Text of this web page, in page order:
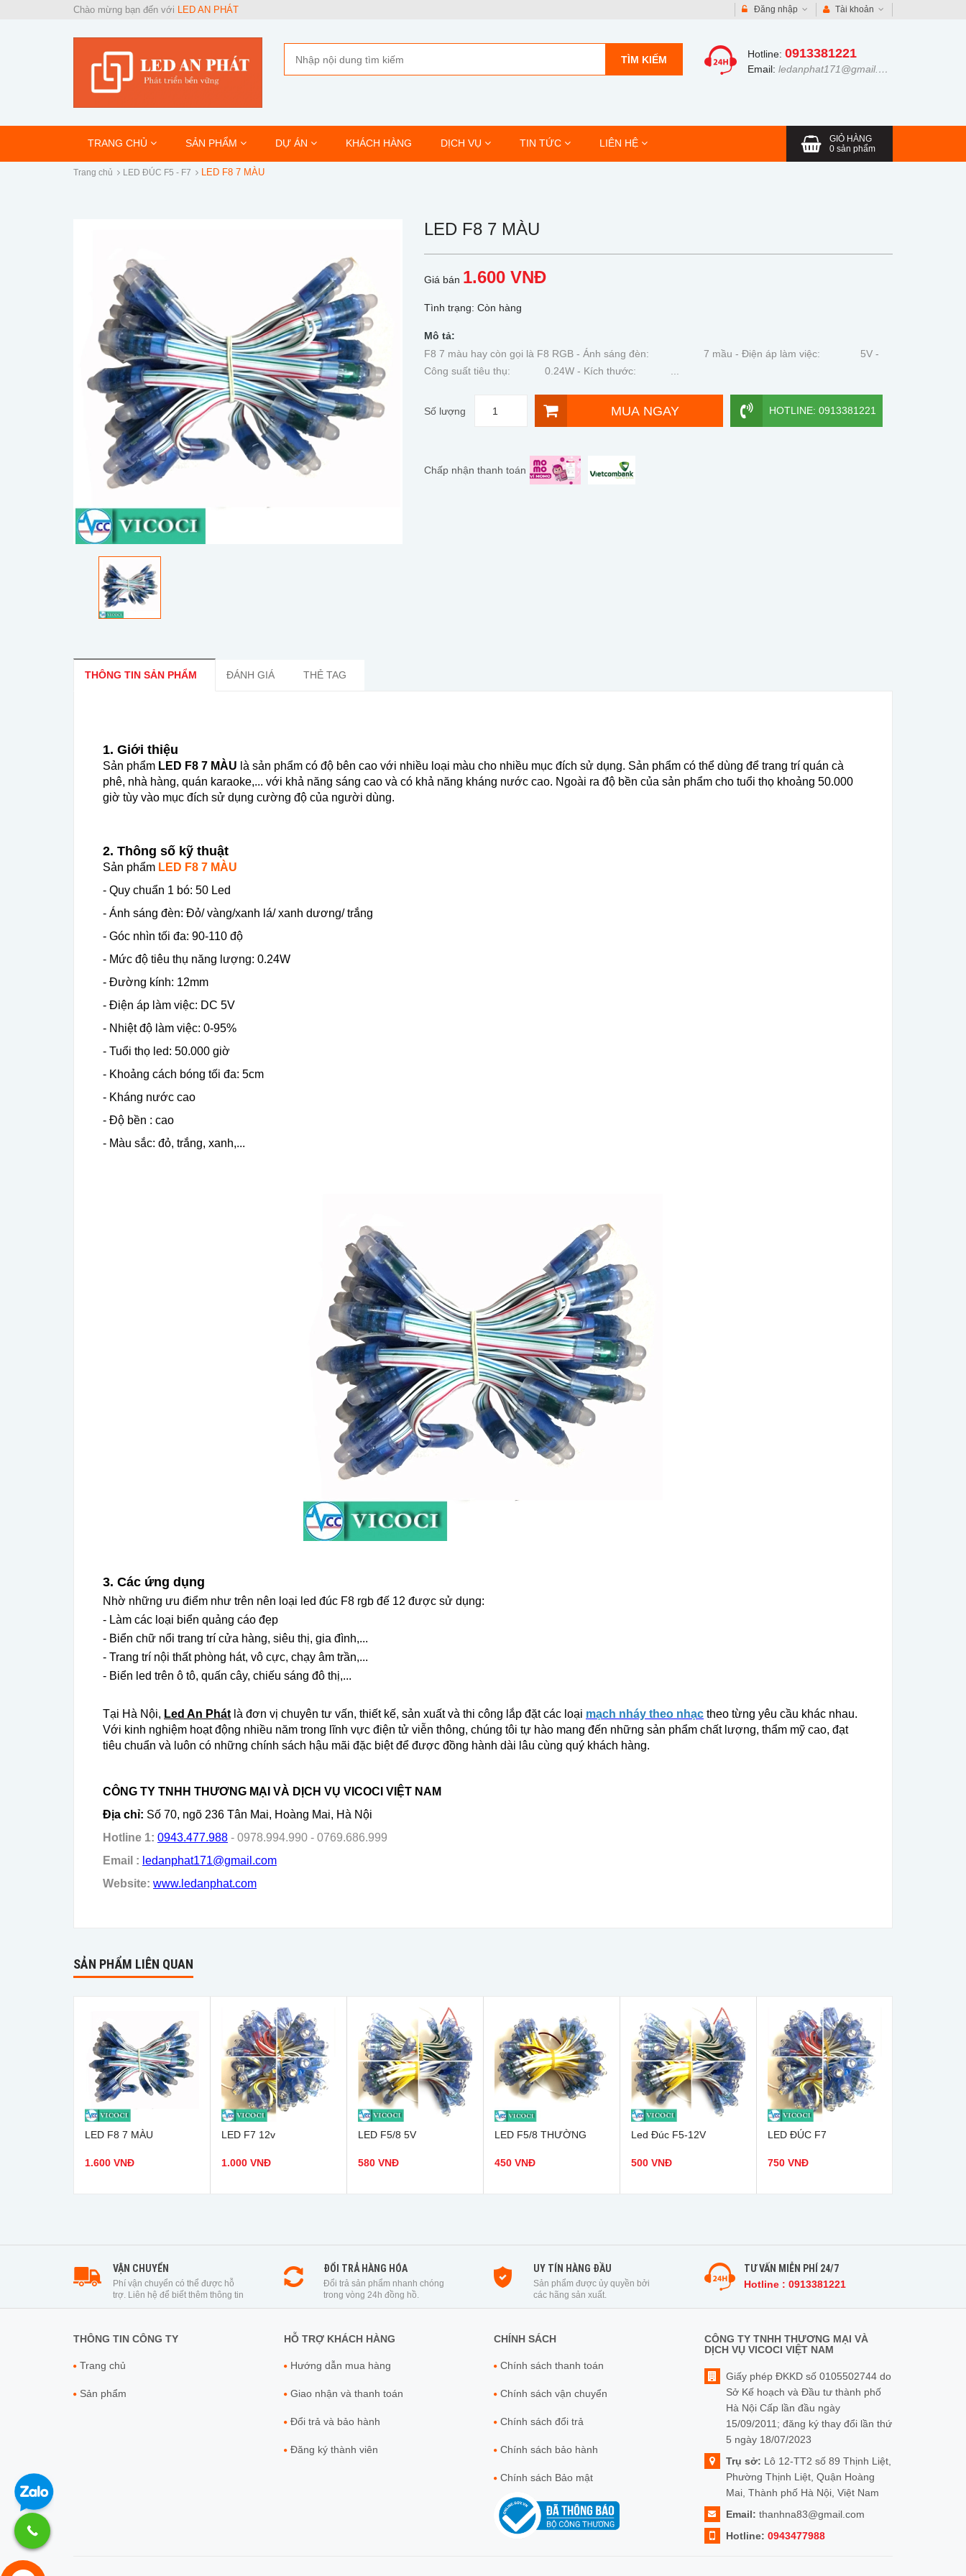
Chào mừng bạn đến với LED AN PHÁT Đăng nhập Tài khoản
Hotline: 0913381221
Email: ledanphat171@gmail.com
TÌM KIẾM
TRANG CHỦ SẢN PHẨM DỰ ÁN KHÁCH HÀNG DỊCH VỤ TIN TỨC LIÊN HỆ
GIỎ HÀNG
0 sản phẩm
Trang chủ LED ĐÚC F5 - F7 LED F8 7 MÀU
LED F8 7 MÀU
Giá bán 1.600 VNĐ
Tình trạng: Còn hàng
Mô tả:
F8 7 màu hay còn gọi là F8 RGB - Ánh sáng đèn: 7 mầu - Điện áp làm việc: 5V -
Công suất tiêu thụ: 0.24W - Kích thước: ...
Số lượng MUA NGAY HOTLINE: 0913381221
Chấp nhận thanh toán
THÔNG TIN SẢN PHẨM ĐÁNH GIÁ THẺ TAG
1. Giới thiệu
Sản phẩm LED F8 7 MÀU là sản phẩm có độ bên cao với nhiều loại màu cho nhiều mục đích sử dụng. Sản phẩm có thể dùng để trang trí quán cà
phê, nhà hàng, quán karaoke,... với khả năng sáng cao và có khả năng kháng nước cao. Ngoài ra độ bền của sản phẩm cho tuổi thọ khoảng 50.000
giờ tùy vào mục đích sử dụng cường độ của người dùng.
2. Thông số kỹ thuật
Sản phẩm LED F8 7 MÀU
- Quy chuẩn 1 bó: 50 Led
- Ánh sáng đèn: Đỏ/ vàng/xanh lá/ xanh dương/ trắng
- Góc nhìn tối đa: 90-110 độ
- Mức độ tiêu thụ năng lượng: 0.24W
- Đường kính: 12mm
- Điện áp làm việc: DC 5V
- Nhiệt độ làm việc: 0-95%
- Tuổi thọ led: 50.000 giờ
- Khoảng cách bóng tối đa: 5cm
- Kháng nước cao
- Độ bền : cao
- Màu sắc: đỏ, trắng, xanh,...
3. Các ứng dụng
Nhờ những ưu điểm như trên nên loại led đúc F8 rgb đế 12 được sử dụng:
- Làm các loại biển quảng cáo đẹp
- Biển chữ nổi trang trí cửa hàng, siêu thị, gia đình,...
- Trang trí nội thất phòng hát, vô cực, chạy âm trần,...
- Biển led trên ô tô, quấn cây, chiếu sáng đô thị,...
Tại Hà Nội, Led An Phát là đơn vị chuyên tư vấn, thiết kế, sản xuất và thi công lắp đặt các loại mạch nháy theo nhạc theo từng yêu cầu khác nhau.
Với kinh nghiệm hoạt động nhiều năm trong lĩnh vực điện tử viễn thông, chúng tôi tự hào mang đến những sản phẩm chất lượng, thẩm mỹ cao, đạt
tiêu chuẩn và luôn có những chính sách hậu mãi đặc biệt để được đồng hành dài lâu cùng quý khách hàng.
CÔNG TY TNHH THƯƠNG MẠI VÀ DỊCH VỤ VICOCI VIỆT NAM
Địa chỉ: Số 70, ngõ 236 Tân Mai, Hoàng Mai, Hà Nội
Hotline 1: 0943.477.988 - 0978.994.990 - 0769.686.999
Email : ledanphat171@gmail.com
Website: www.ledanphat.com
SẢN PHẨM LIÊN QUAN
LED F8 7 MÀU
1.600 VNĐ
LED F7 12v
1.000 VNĐ
LED F5/8 5V
580 VNĐ
LED F5/8 THƯỜNG
450 VNĐ
Led Đúc F5-12V
500 VNĐ
LED ĐÚC F7
750 VNĐ
VẬN CHUYỂN
Phí vận chuyển có thể được hỗ
trợ. Liên hệ để biết thêm thông tin
ĐỔI TRẢ HÀNG HÓA
Đổi trả sản phẩm nhanh chóng
trong vòng 24h đồng hồ.
UY TÍN HÀNG ĐẦU
Sản phẩm được ủy quyền bởi
các hãng sản xuất.
TƯ VẤN MIỄN PHÍ 24/7
Hotline : 0913381221
THÔNG TIN CÔNG TY
Trang chủ
Sản phẩm
HỖ TRỢ KHÁCH HÀNG
Hướng dẫn mua hàng
Giao nhận và thanh toán
Đổi trả và bảo hành
Đăng ký thành viên
CHÍNH SÁCH
Chính sách thanh toán
Chính sách vận chuyển
Chính sách đổi trả
Chính sách bảo hành
Chính sách Bảo mật
CÔNG TY TNHH THƯƠNG MẠI VÀ
DỊCH VỤ VICOCI VIỆT NAM
Giấy phép ĐKKD số 0105502744 do
Sở Kế hoạch và Đầu tư thành phố
Hà Nội Cấp lần đầu ngày
15/09/2011; đăng ký thay đổi lần thứ
5 ngày 18/07/2023
Trụ sở: Lô 12-TT2 số 89 Thịnh Liệt,
Phường Thịnh Liệt, Quận Hoàng
Mai, Thành phố Hà Nội, Việt Nam
Email: thanhna83@gmail.com
Hotline: 0943477988